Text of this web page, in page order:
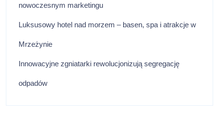
nowoczesnym marketingu
Luksusowy hotel nad morzem – basen, spa i atrakcje w
Mrzeżynie
Innowacyjne zgniatarki rewolucjonizują segregację
odpadów